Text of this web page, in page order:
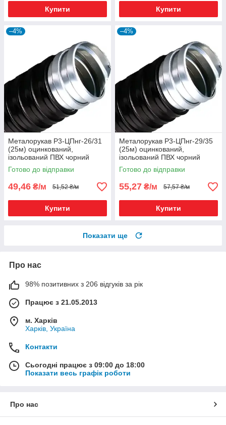
Купити Купити
–4%
Металорукав Р3-ЦПнг-26/31
(25м) оцинкований,
ізольований ПВХ чорний
Готово до відправки
49,46 ₴/м 51,52 ₴/м
Купити
–4%
Металорукав Р3-ЦПнг-29/35
(25м) оцинкований,
ізольований ПВХ чорний
Готово до відправки
55,27 ₴/м 57,57 ₴/м
Купити
Показати ще
Про нас
98% позитивних з 206 відгуків за рік
Працює з 21.05.2013
м. Харків
Харків, Україна
Контакти
Сьогодні працює з 09:00 до 18:00
Показати весь графік роботи
Про нас